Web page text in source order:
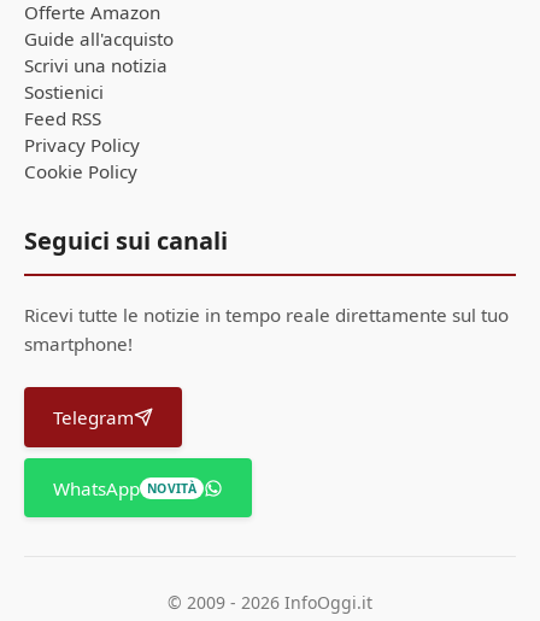
Offerte Amazon
Guide all'acquisto
Scrivi una notizia
Sostienici
Feed RSS
Privacy Policy
Cookie Policy
Seguici sui canali
Ricevi tutte le notizie in tempo reale direttamente sul tuo
smartphone!
Telegram
WhatsApp NOVITÀ
© 2009 - 2026 InfoOggi.it